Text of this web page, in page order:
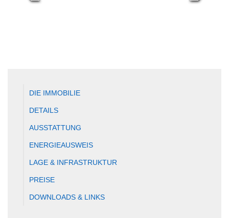
DIE IMMOBILIE
DETAILS
AUSSTATTUNG
ENERGIEAUSWEIS
LAGE & INFRASTRUKTUR
PREISE
DOWNLOADS & LINKS